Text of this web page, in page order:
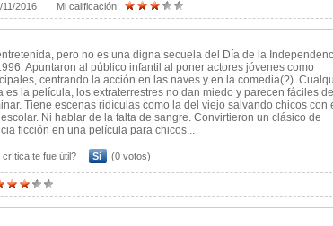
11/2016 Mi calificación:
pero no es una digna secuela del Día de la
Apuntaron al público infantil al poner actores jóvenes como
centrando la acción en las naves y en la comedia(?).
es la película, los extraterrestres no dan miedo y parecen fáciles de
Tiene escenas ridículas como la del viejo salvando chicos con
Ni hablar de la falta de sangre. Convirtieron un clásico de
ficción en una película para chicos...
crítica te fue útil? Sí (0 votos)